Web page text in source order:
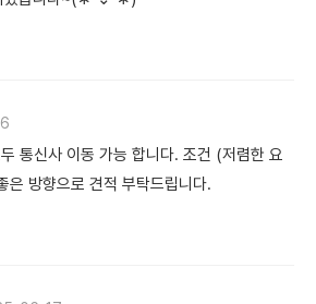
통신사 이동 가능 합니다. 조건 (저렴한 요
은 방향으로 견적 부탁드립니다.